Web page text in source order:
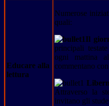
Educare alla
lettura
Numerose
quali:
Il
principali
ogni mattina
commentano
Attraverso la
invitano gli